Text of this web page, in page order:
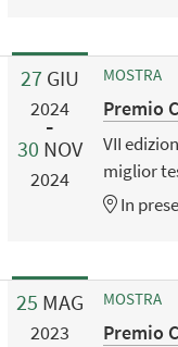
27 GIU
2024
30 NOV
2024
MOSTRA
Premio
VII
miglior
In
25 MAG
2023
MOSTRA
Premio